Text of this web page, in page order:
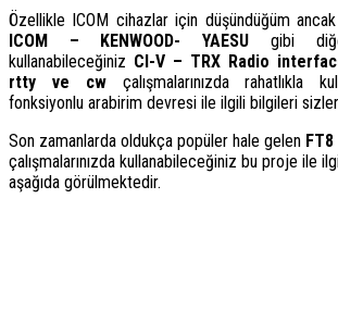
Özellikle ICOM cihazlar için düşündüğüm ancak
ICOM – KENWOOD- YAESU gibi
kullanabileceğiniz CI-V – TRX Radio
rtty ve cwçalışmalarınızda rahatlıkla
fonksiyonlu arabirim devresi ile ilgili bilgileri
Son zamanlarda oldukça popüler hale gelen FT8
çalışmalarınızda kullanabileceğiniz bu proje ile
aşağıda görülmektedir.